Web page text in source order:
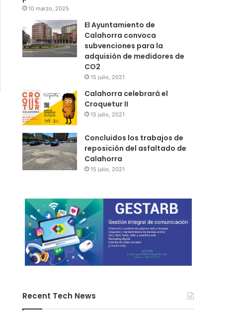
10 marzo, 2025
El Ayuntamiento de
Calahorra convoca
subvenciones para la
adquisión de medidores de
CO2
15 julio, 2021
Calahorra celebrará el
Croquetur II
15 julio, 2021
Concluidos los trabajos de
reposición del asfaltado de
Calahorra
15 julio, 2021
Recent Tech News